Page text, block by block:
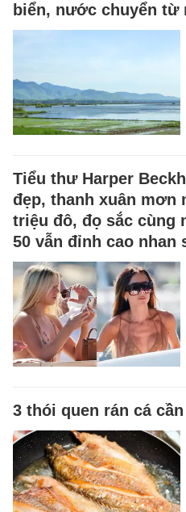
biển, nước chuyển từ
Tiểu thư Harper
đẹp, thanh xuân mơn
triệu đô, đọ sắc cùng
50 vẫn đỉnh cao nhan
3 thói quen rán cá